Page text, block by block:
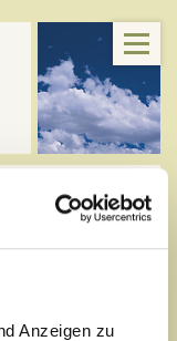
Anzeigen zu